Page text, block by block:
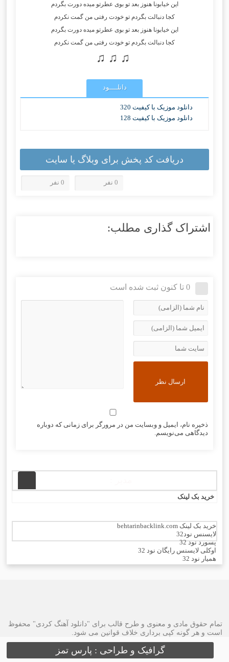
این خیابونا هنوز بعد تو بوی عطرتو میده دورت بگردم
کجا دنبالت بگردم تو خودت رفتی من گمت نکردم
این خیابونا هنوز بعد تو بوی عطرتو میده دورت بگردم
کجا دنبالت بگردم تو خودت رفتی من گمت نکردم
♫ ♫ ♫
دانلــــود
دانلود موزیک با کیفیت 320
دانلود موزیک با کیفیت 128
دریافت کد پخش برای وبلاگ یا سایت
0 نفر 0 نفر
اشتراک گذاری مطلب:
0 تا کنون ثبت شده است
ذخیره نام، ایمیل و وبسایت من در مرورگر برای زمانی که دوباره
دیدگاهی می‌نویسم.
خرید بک لینک
خرید بک لینک behtarinbacklink.com
لایسنس نود32
پسورد نود 32
اوکلی لایسنس رایگان نود 32
همیار نود 32
بهترین سئو
تمام حقوق مادی و معنوی و طرح قالب برای "دانلود آهنگ کردی" محفوظ
است و هر گونه کپی برداری خلاف قوانین می شود.
گرافیک و طراحی : پارس تمز